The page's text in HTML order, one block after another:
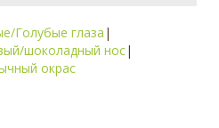
Голубые глаза |
шоколадный нос|
окрас